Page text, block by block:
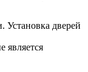
Установка дверей
является